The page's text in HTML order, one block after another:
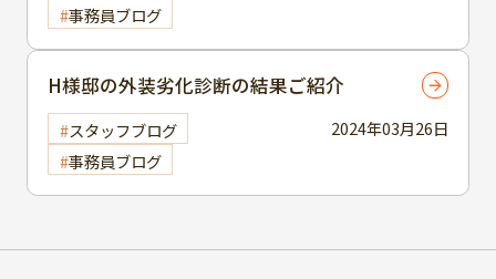
事務員ブログ
2024年03月26日
H様邸の外装劣化診断の結果ご紹介
スタッフブログ
事務員ブログ